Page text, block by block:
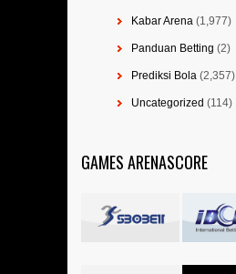
Kabar Arena (1,977)
Panduan Betting (2)
Prediksi Bola (2,357)
Uncategorized (114)
GAMES ARENASCORE